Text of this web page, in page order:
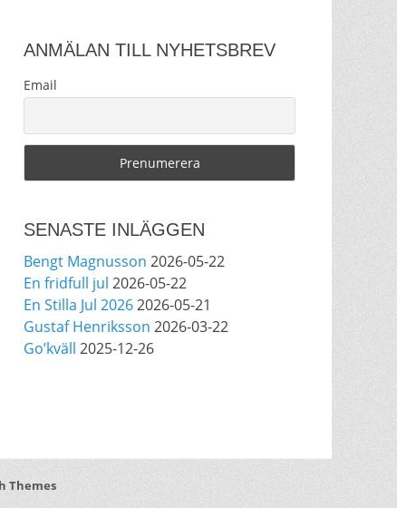
Henriksson på
kla...
Anders Ekborg offentlig
Välkomna!
This content isn't available right
now
When this happens, it's usually
because the owner only shared it
with a small group of people,
ANMÄLAN TILL NYHETSBREV
Email
SENASTE INLÄGGEN
Bengt Magnusson 2026-05-22
En fridfull jul 2026-05-22
En Stilla Jul 20262026-05-21
Gustaf Henriksson 2026-03-22
Go’kväll 2025-12-26
Themes